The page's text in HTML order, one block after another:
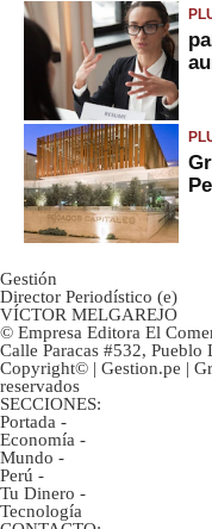
Gestión
Director Periodístico (e)
VÍCTOR MELGAREJO
© Empresa Editora El
Calle Paracas #532, Pueblo
Copyright© | Gestion.pe |
reservados
SECCIONES:
Portada -
Economía -
Mundo -
Perú -
Tu Dinero -
Tecnología